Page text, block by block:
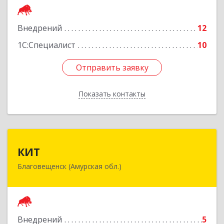
Внедрений
12
1С:Специалист
10
Отправить заявку
Показать контакты
Отправить заявку
Назад
КИТ
Благовещенск (Амурская обл.)
Внедрений
5
675028, Амурская обл, Благовещенск г,